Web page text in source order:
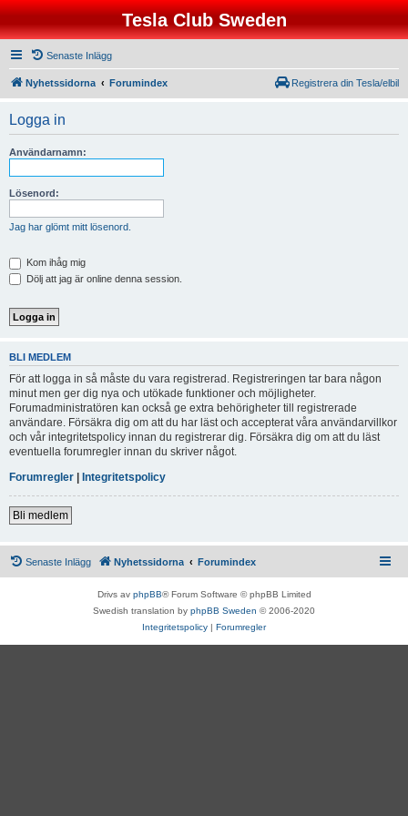
Tesla Club Sweden
Senaste Inlägg
Nyhetssidorna Forumindex Registrera din Tesla/elbil
Logga in
Användarnamn:
Lösenord:
Jag har glömt mitt lösenord.
Kom ihåg mig
Dölj att jag är online denna session.
BLI MEDLEM
För att logga in så måste du vara registrerad. Registreringen tar bara någon
minut men ger dig nya och utökade funktioner och möjligheter.
Forumadministratören kan också ge extra behörigheter till registrerade
användare. Försäkra dig om att du har läst och accepterat våra användarvillkor
och vår integritetspolicy innan du registrerar dig. Försäkra dig om att du läst
eventuella forumregler innan du skriver något.
Forumregler | Integritetspolicy
Bli medlem
Senaste Inlägg Nyhetssidorna Forumindex
Drivs av phpBB® Forum Software © phpBB Limited
Swedish translation by phpBB Sweden © 2006-2020
Integritetspolicy | Forumregler